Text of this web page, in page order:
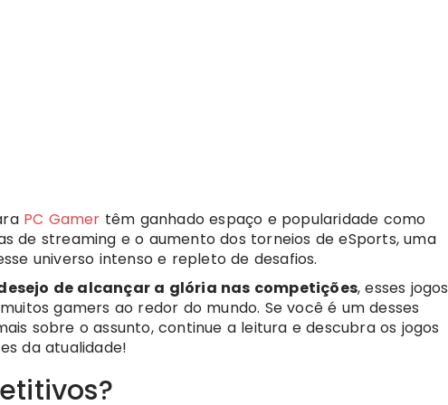
PC Gamer têm ganhado espaço e popularidade como
de streaming e o aumento dos torneios de eSports, uma
universo intenso e repleto de desafios.
de alcançar a glória nas competições, esses jogos
gamers ao redor do mundo. Se você é um desses
sobre o assunto, continue a leitura e descubra os jogos
da atualidade!